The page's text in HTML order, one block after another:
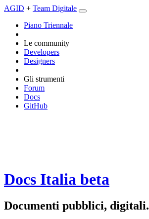
AGID + Team Digitale
Piano Triennale
Le community
Developers
Designers
Gli strumenti
Forum
Docs
GitHub
Docs Italia beta
Documenti pubblici, digitali.